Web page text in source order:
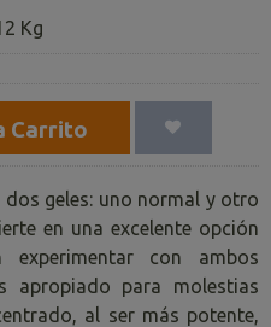
Kg
Carrito
dos geles: uno normal y otro
en una excelente opción
experimentar con ambos
apropiado para molestias
al ser más potente,